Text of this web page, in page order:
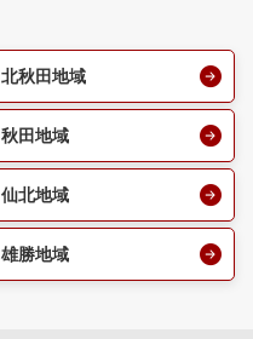
北秋田地域
秋田地域
仙北地域
雄勝地域